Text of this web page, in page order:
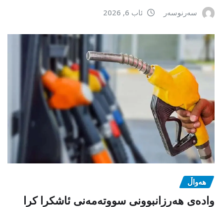
سەرنوسەر ئاب 6, 2026
هەواڵ
وادەی هەرزانبوونی سووتەمەنی ئاشکرا کرا